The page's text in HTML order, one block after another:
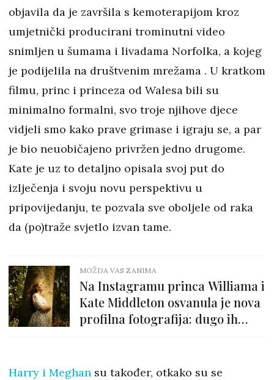
objavila da je završila s kemoterapijom kroz
umjetnički producirani trominutni video
snimljen u šumama i livadama Norfolka, a kojeg
je podijelila na društvenim mrežama . U kratkom
filmu, princ i princeza od Walesa bili su
minimalno formalni, svo troje njihove djece
vidjeli smo kako prave grimase i igraju se, a par
je bio neuobičajeno privržen jedno drugome.
Kate je uz to detaljno opisala svoj put do
izlječenja i svoju novu perspektivu u
pripovijedanju, te pozvala sve oboljele od raka
da (po)traže svjetlo izvan tame.
MOŽDA VAS ZANIMA
Na Instagramu princa Williama i
Kate Middleton osvanula je nova
profilna fotografija: dugo ih
Harry i Meghan su također, otkako su se